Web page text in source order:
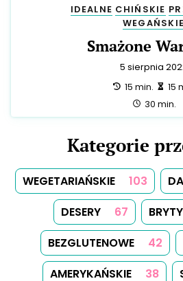
IDEALNE CHIŃSKIE
WEGAŃSKIE
Smażone
5 sierpnia
15 min.
15
całość:
30 min.
Kategorie
WEGETARIAŃSKIE 103
DESERY
67
BEZGLUTENOWE
42
AMERYKAŃSKIE
38